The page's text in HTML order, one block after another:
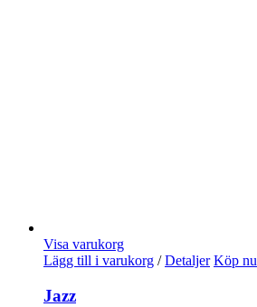
Visa varukorg
Lägg till i varukorg / Detaljer Köp nu
Jazz